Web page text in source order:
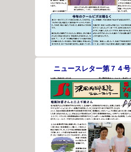
ニュースレター第７４号